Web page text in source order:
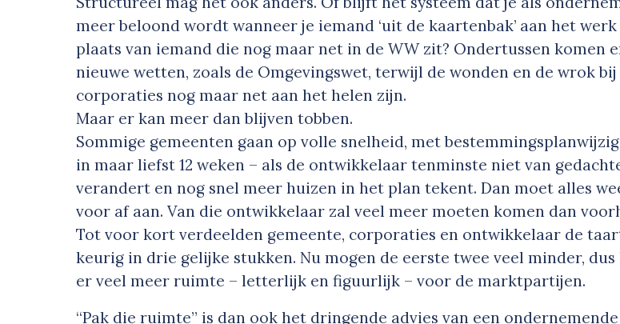
meer beloond wordt wanneer je iemand ‘uit de kaartenbak’ aan het werk
plaats van iemand die nog maar net in de WW zit? Ondertussen komen
nieuwe wetten, zoals de Omgevingswet, terwijl de wonden en de wrok bij
corporaties nog maar net aan het helen zijn.
Maar er kan meer dan blijven tobben.
Sommige gemeenten gaan op volle snelheid, met
in maar liefst 12 weken – als de ontwikkelaar tenminste niet van
verandert en nog snel meer huizen in het plan tekent. Dan moet alles
voor af aan. Van die ontwikkelaar zal veel meer moeten komen dan
Tot voor kort verdeelden gemeente, corporaties en ontwikkelaar de
keurig in drie gelijke stukken. Nu mogen de eerste twee veel minder,
er veel meer ruimte – letterlijk en figuurlijk – voor de marktpartijen.
“Pak die ruimte” is dan ook het dringende advies van een ondernemende